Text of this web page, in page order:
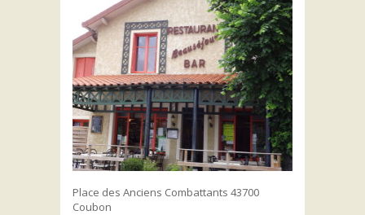
Place des Anciens Combattants 43700
Coubon